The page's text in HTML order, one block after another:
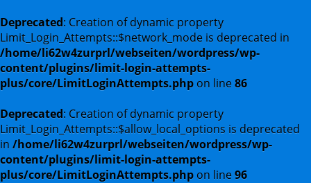
Deprecated: Creation of dynamic property
Limit_Login_Attempts::$network_mode is deprecated in
/home/li62w4zurprl/webseiten/wordpress/wp-
content/plugins/limit-login-attempts-
plus/core/LimitLoginAttempts.php on line86
Deprecated: Creation of dynamic property
Limit_Login_Attempts::$allow_local_options is deprecated
in /home/li62w4zurprl/webseiten/wordpress/wp-
content/plugins/limit-login-attempts-
plus/core/LimitLoginAttempts.php on line96